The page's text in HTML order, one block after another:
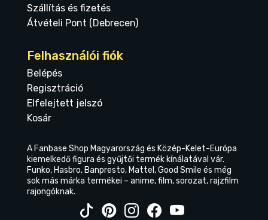
Szállítás és fizetés
Átvételi Pont (Debrecen)
Felhasználói fiók
Belépés
Regisztráció
Elfelejtett jelszó
Kosár
A Fanbase Shop Magyarország és Közép-Kelet-Európa
kiemelkedő figura és gyűjtői termék kínálatával vár.
Funko, Hasbro, Banpresto, Mattel, Good Smile és még
sok más márka termékei – anime, film, sorozat, rajzfilm
rajongóknak.